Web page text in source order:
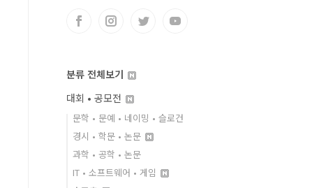
분류 전체보기
대회 • 공모전
문학 • 문예 • 네이밍 • 슬로건
경시 • 학문 • 논문
과학 • 공학 • 논문
IT • 소프트웨어 • 게임